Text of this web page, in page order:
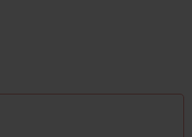
4+4pin * 2 / PCI-E 6+2pin * 2 / SATA * 4